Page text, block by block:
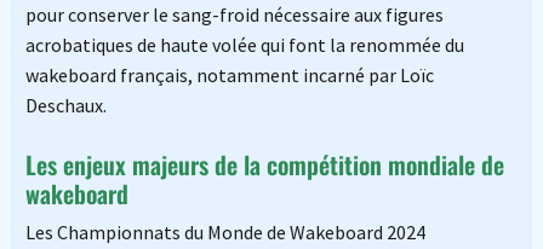
pour conserver le sang-froid nécessaire aux figures
acrobatiques de haute volée qui font la renommée du
wakeboard français, notamment incarné par Loïc
Deschaux.
Les enjeux majeurs de la compétition mondiale de
wakeboard
Les Championnats du Monde de Wakeboard 2024